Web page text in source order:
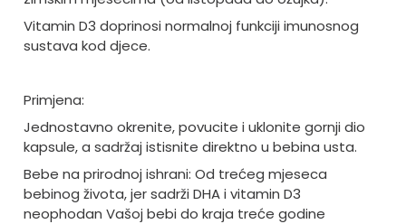
Vitamin D3 doprinosi normalnoj funkciji imunosnog
sustava kod djece.
Primjena:
Jednostavno okrenite, povucite i uklonite gornji dio
kapsule, a sadržaj istisnite direktno u bebina usta.
Bebe na prirodnoj ishrani: Od trećeg mjeseca
bebinog života, jer sadrži DHA i vitamin D3
neophodan Vašoj bebi do kraja treće godine